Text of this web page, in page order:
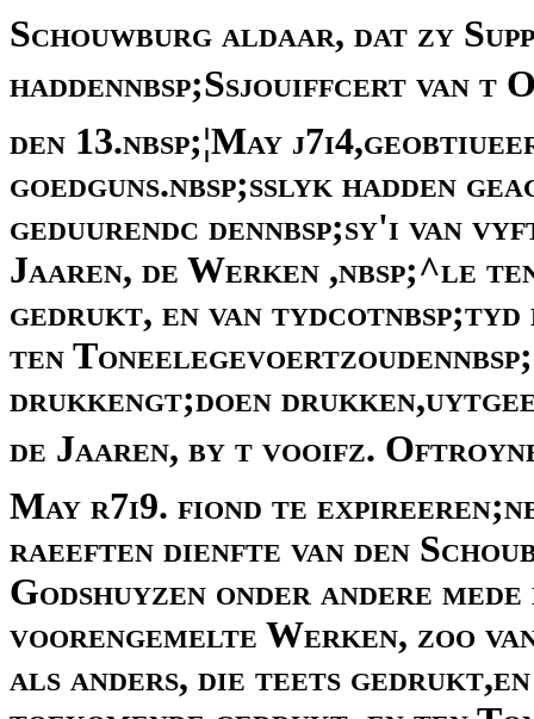
Schouwburg aldaar, dat zy
haddennbsp;Ssjouiffcert van
den 13.nbsp;¦May
goedguns.nbsp;sslyk hadden
geduurendc dennbsp;sy'i van
Jaaren, de Werken ,nbsp;^le
gedrukt, en van
ten
drukkengt;doen
de Jaaren, by t vooifz.
May r7i9. fiond te
raeeften dienfte van den
Godshuyzen onder andere
voorengemelte Werken, zoo
als anders, die teets